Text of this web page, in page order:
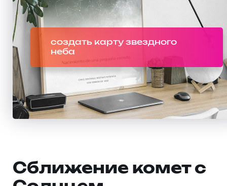
создать карту звездного
неба
Сближение комет с